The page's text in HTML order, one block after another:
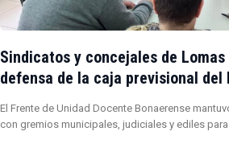
Sindicatos y concejales de
defensa de la caja previsional del
El Frente de Unidad Docente Bonaerense
con gremios municipales, judiciales y ediles para